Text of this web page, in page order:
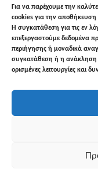
Για να παρέχουμε την
cookies για την
Η συγκατάθεση για τις εν
επεξεργαστούμε δεδομένα
περιήγησης ή μοναδικά
συγκατάθεση ή η ανάκληση
ορισμένες λειτουργίες και
κρούσματα κορονοϊού
σπυροπουλος(7) υγεια
Copyright ©
Θέμα: The